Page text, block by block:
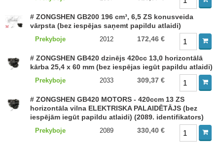
# ZONGSHEN GB200 196 cm³, 6,5 ZS konusveida
vārpsta (bez iespējas saņemt papildu atlaidi)
Prekyboje 2012 172,46 €
# ZONGSHEN GB420 dzinējs 420cc 13,0 horizontālā
kārba 25,4 x 60 mm (bez iespējas iegūt papildu atlaidi)
Prekyboje 2033 309,37 €
# ZONGSHEN GB420 MOTORS - 420ccm 13 ZS
horizontāla vilna ELEKTRISKA PALAIDĒTĀJS (bez
iespējām iegūt papildu atlaidi) (2089. identifikators)
Prekyboje 2089 330,40 €